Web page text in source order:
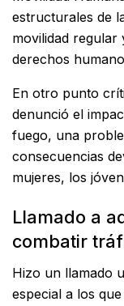
estructurales de
movilidad
derechos
En otro punto
denunció el
fuego, una
consecuencias
mujeres, los
Llamado a
combatir
Hizo un llamado
especial a los